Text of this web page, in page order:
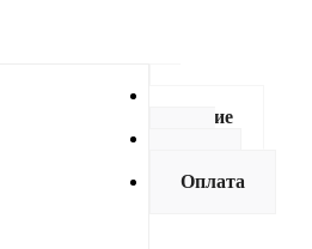
Описание
Оплата